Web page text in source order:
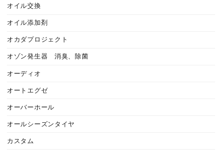
オイル交換
オイル添加剤
オカダプロジェクト
オゾン発生器 消臭、除菌
オーディオ
オートエグゼ
オーバーホール
オールシーズンタイヤ
カスタム